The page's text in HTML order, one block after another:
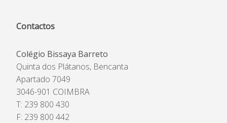
Contactos
Colégio Bissaya Barreto
Quinta dos Plátanos, Bencanta
Apartado 7049
3046-901 COIMBRA
T: 239 800 430
F: 239 800 442